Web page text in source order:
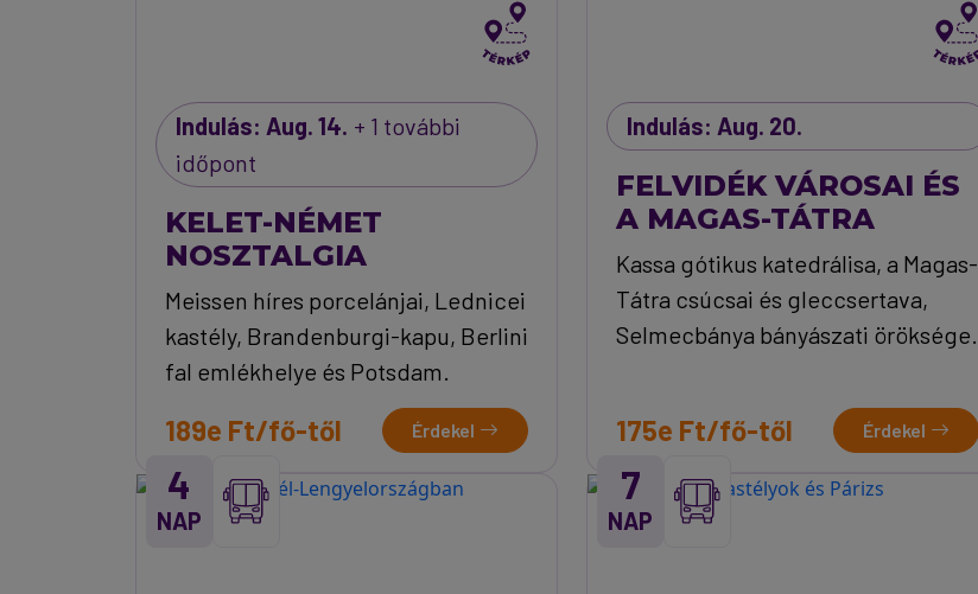
Indulás: Aug. 14. + 1 további
időpont
KELET-NÉMET
NOSZTALGIA
Meissen híres porcelánjai, Lednicei
kastély, Brandenburgi-kapu, Berlini
fal emlékhelye és Potsdam.
189e Ft/fő-től Érdekel
Indulás: Aug. 20.
FELVIDÉK VÁROSAI ÉS
A MAGAS-TÁTRA
Kassa gótikus katedrálisa, a Magas-
Tátra csúcsai és gleccsertava,
Selmecbánya bányászati öröksége.
175e Ft/fő-től Érdekel
4
NAP
7
NAP